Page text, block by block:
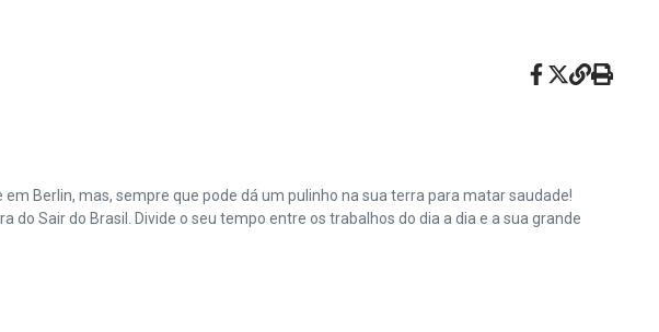
Berlin, mas, sempre que pode dá um pulinho na sua terra para matar saudade!
Sair do Brasil. Divide o seu tempo entre os trabalhos do dia a dia e a sua grande